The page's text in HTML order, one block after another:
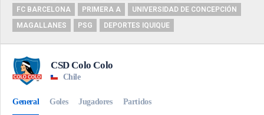
FC BARCELONA
PRIMERA A
UNIVERSIDAD DE CONCEPCIÓN
MAGALLANES
PSG DEPORTES IQUIQUE